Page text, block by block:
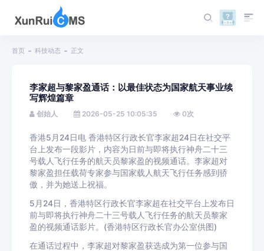
首页 科技动态 正文
李家超与黎家盈通话：以最佳状态为国家航天事业续
写辉煌篇章
创始人 2026-05-25 10:05:35 0次
香港5月24日电 香港特区行政长官李家超24日在社交平
台上发布一段影片，内容为日前与即将执行神舟二十三
号载人飞行任务的航天员黎家盈的视频通话。李家超对
黎家盈担任载荷专家参与国家载人航天飞行任务感到骄
傲，并为她送上祝福。
5月24日，香港特区行政长官李家超在社交平台上发布日
前与即将执行神舟二十三号载人飞行任务的航天员黎家
盈的视频通话影片。(香港特区行政长官办公室供图)
在通话过程中，李家超对黎家盈获选成为第一位参与国